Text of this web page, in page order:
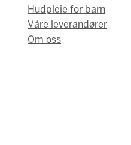
Hudpleie for barn
Våre leverandører
Om oss